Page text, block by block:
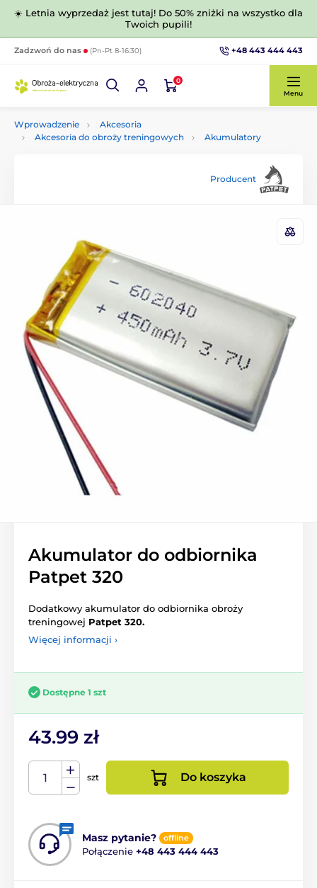
☀️ Letnia wyprzedaż jest tutaj! Do 50% zniżki na wszystko dla
Twoich pupili!
Zadzwoń do nas (Pn-Pt 8-16:30) +48 443 444 443
0
Menu
Wprowadzenie
Akcesoria
Akcesoria do obroży treningowych
Akumulatory
Producent
Akumulator do odbiornika
Patpet 320
Dodatkowy akumulator do odbiornika obroży
treningowej Patpet 320.
Więcej informacji ›
Dostępne 1 szt
43.99 zł
szt Do koszyka
Masz pytanie? offline
Połączenie +48 443 444 443